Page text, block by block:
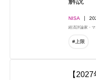
NISA
経済評論家・
#上限
【